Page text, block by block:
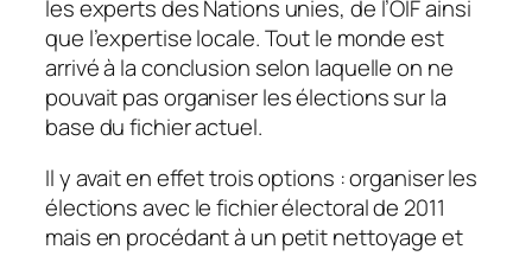
les experts des Nations unies, de l’OIF ainsi
que l’expertise locale. Tout le monde est
arrivé à la conclusion selon laquelle on ne
pouvait pas organiser les élections sur la
base du fichier actuel.
Il y avait en effet trois options : organiser les
élections avec le fichier électoral de 2011
mais en procédant à un petit nettoyage et